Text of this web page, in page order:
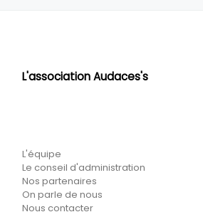
L'association Audaces's
L'équipe
Le conseil d'administration
Nos partenaires
On parle de nous
Nous contacter